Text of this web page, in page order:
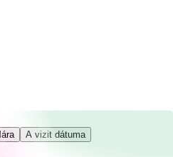
A vizit dátuma